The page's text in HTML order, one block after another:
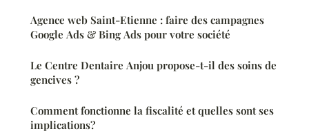
Agence web Saint-Etienne : faire des campagnes
Google Ads & Bing Ads pour votre société
Le Centre Dentaire Anjou propose-t-il des soins de
gencives ?
Comment fonctionne la fiscalité et quelles sont ses
implications?